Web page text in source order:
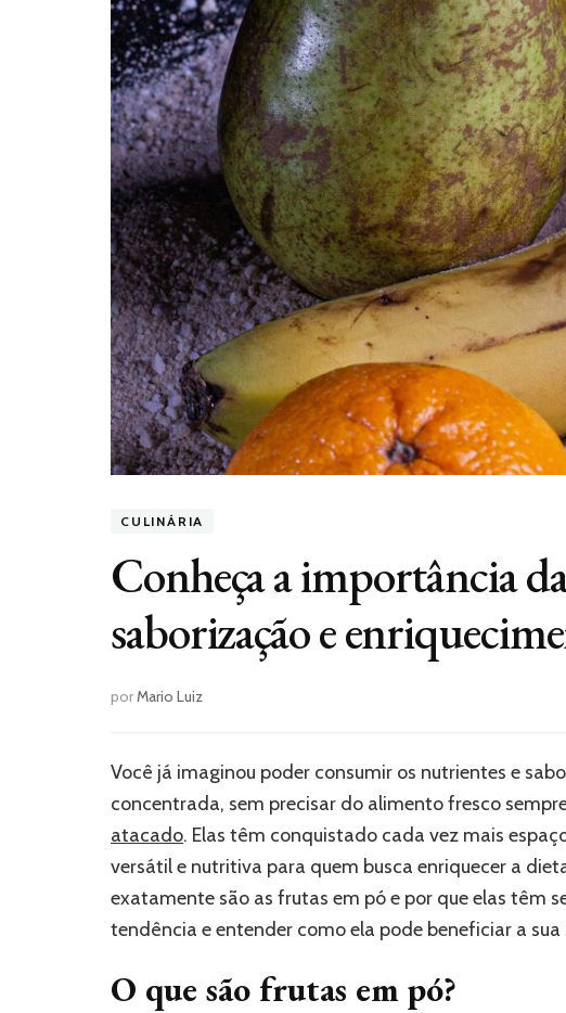
CULINÁRIA
Conheça a importância
saborização e
porMario Luiz
Você já imaginou poder consumir os nutrientes e
concentrada, sem precisar do alimento fresco
atacado. Elas têm conquistado cada vez mais
versátil e nutritiva para quem busca enriquecer a
exatamente são as frutas em pó e por que elas têm
tendência e entender como ela pode beneficiar a sua
O que são frutas em pó?